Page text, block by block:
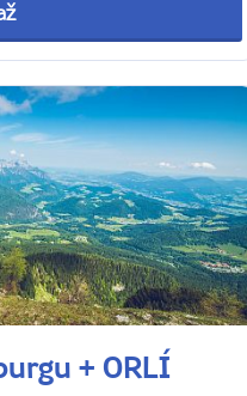
+ ORLÍ